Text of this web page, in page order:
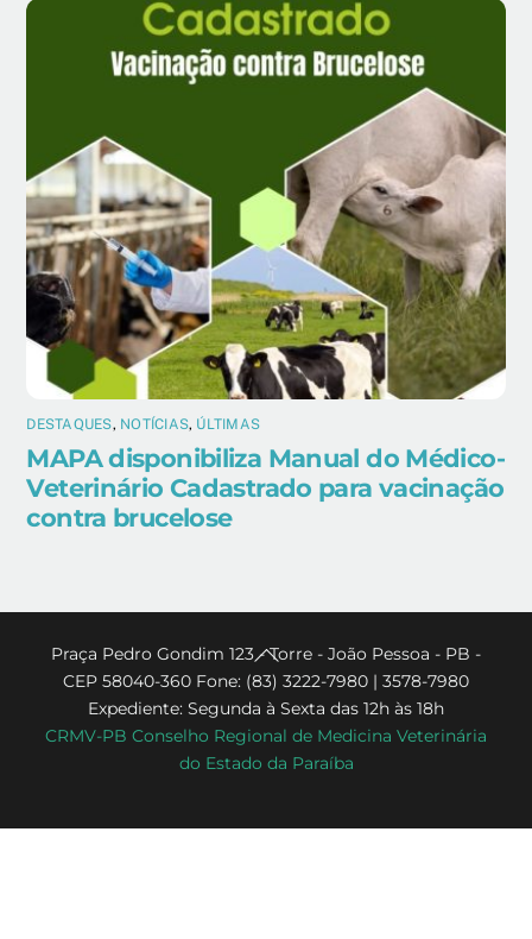
DESTAQUES, NOTÍCIAS, ÚLTIMAS
MAPA disponibiliza Manual do Médico-
Veterinário Cadastrado para vacinação
contra brucelose
Back
To
Top
Praça Pedro Gondim 123 - Torre - João Pessoa - PB -
CEP 58040-360 Fone: (83) 3222-7980 | 3578-7980
Expediente: Segunda à Sexta das 12h às 18h
CRMV-PB Conselho Regional de Medicina Veterinária
do Estado da Paraíba